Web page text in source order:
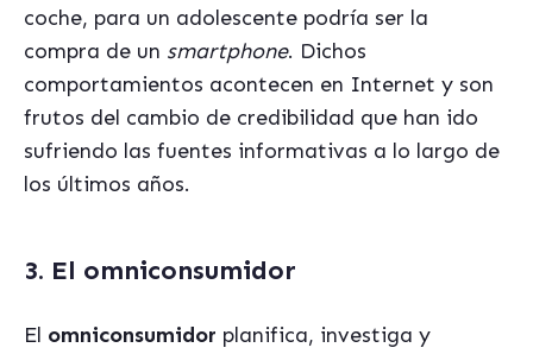
coche, para un adolescente podría ser la
compra de un smartphone. Dichos
comportamientos acontecen en Internet y son
frutos del cambio de credibilidad que han ido
sufriendo las fuentes informativas a lo largo de
los últimos años.
3. El omniconsumidor
El omniconsumidor planifica, investiga y